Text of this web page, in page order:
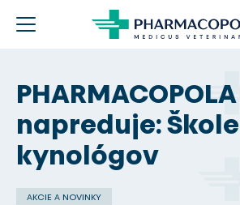
napreduje:
kynológov
AKCIE A NOVINKY